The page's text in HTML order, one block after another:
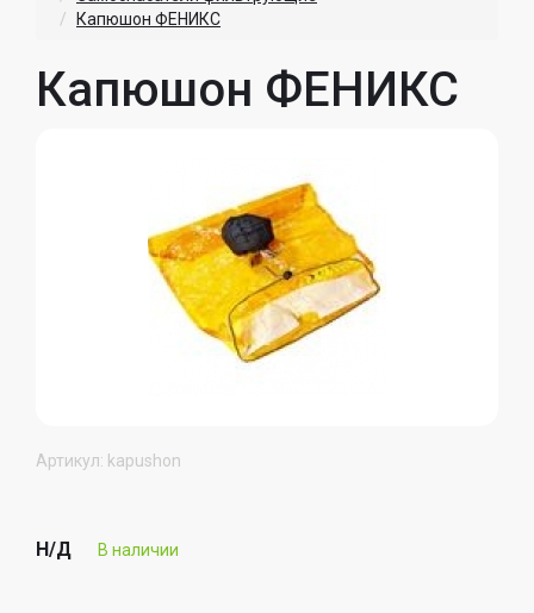
Капюшон ФЕНИКС
Капюшон ФЕНИКС
Артикул: kapushon
Н/Д В наличии